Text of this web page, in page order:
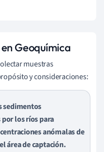
Geoquímica
muestras
y consideraciones:
sedimentos
los ríos para
anómalas de
área de captación.